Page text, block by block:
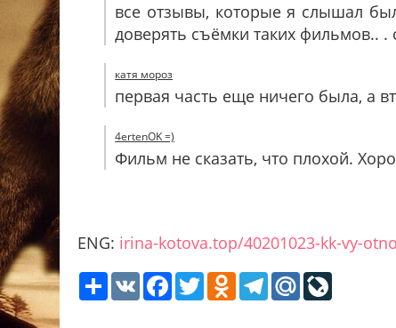
все отзывы, которые я слышал
доверять съёмки таких фильмов..
катя мороз
первая часть еще ничего была, а
4ertenOK =)
Фильм не сказать, что плохой.
ENG: irina-kotova.top/40201023-kk-vy-
ShareVK Facebook
TwitterOdnoklassniki
Telegram
Mail.Ru